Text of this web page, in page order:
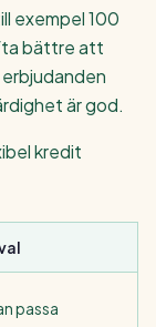
exempel 100
bättre att
är god.
kredit
passa